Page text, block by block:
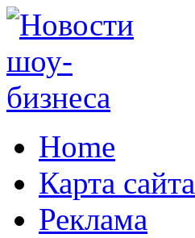
Home
Карта сайта
Реклама